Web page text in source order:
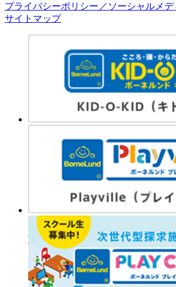
プライバシーポリシー／ソーシャルメ
サイトマップ